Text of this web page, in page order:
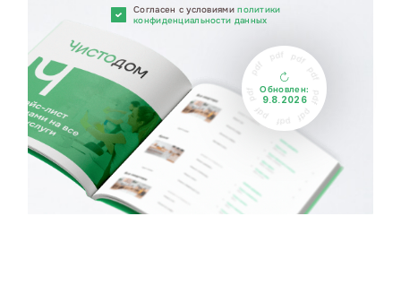
Cогласен с условиямиполитики
конфиденциальности данных
Обновлен:
9.8.2026